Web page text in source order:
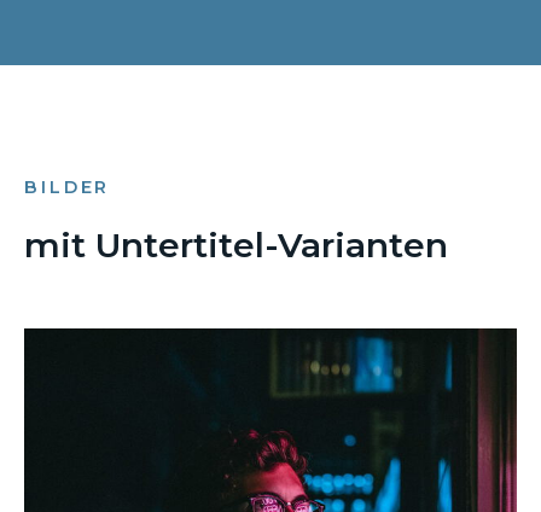
BILDER
mit Untertitel-Varianten